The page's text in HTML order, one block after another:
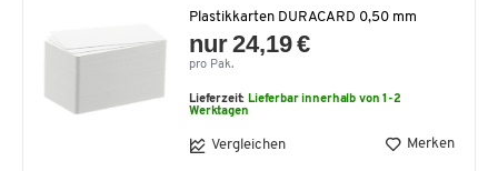
Plastikkarten DURACARD 0,50 mm
nur 24,19 €
pro Pak.
Lieferzeit: Lieferbar innerhalb von 1-2
Werktagen
Vergleichen Merken